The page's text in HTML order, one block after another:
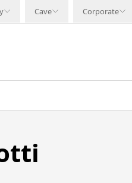
Cave Corporate